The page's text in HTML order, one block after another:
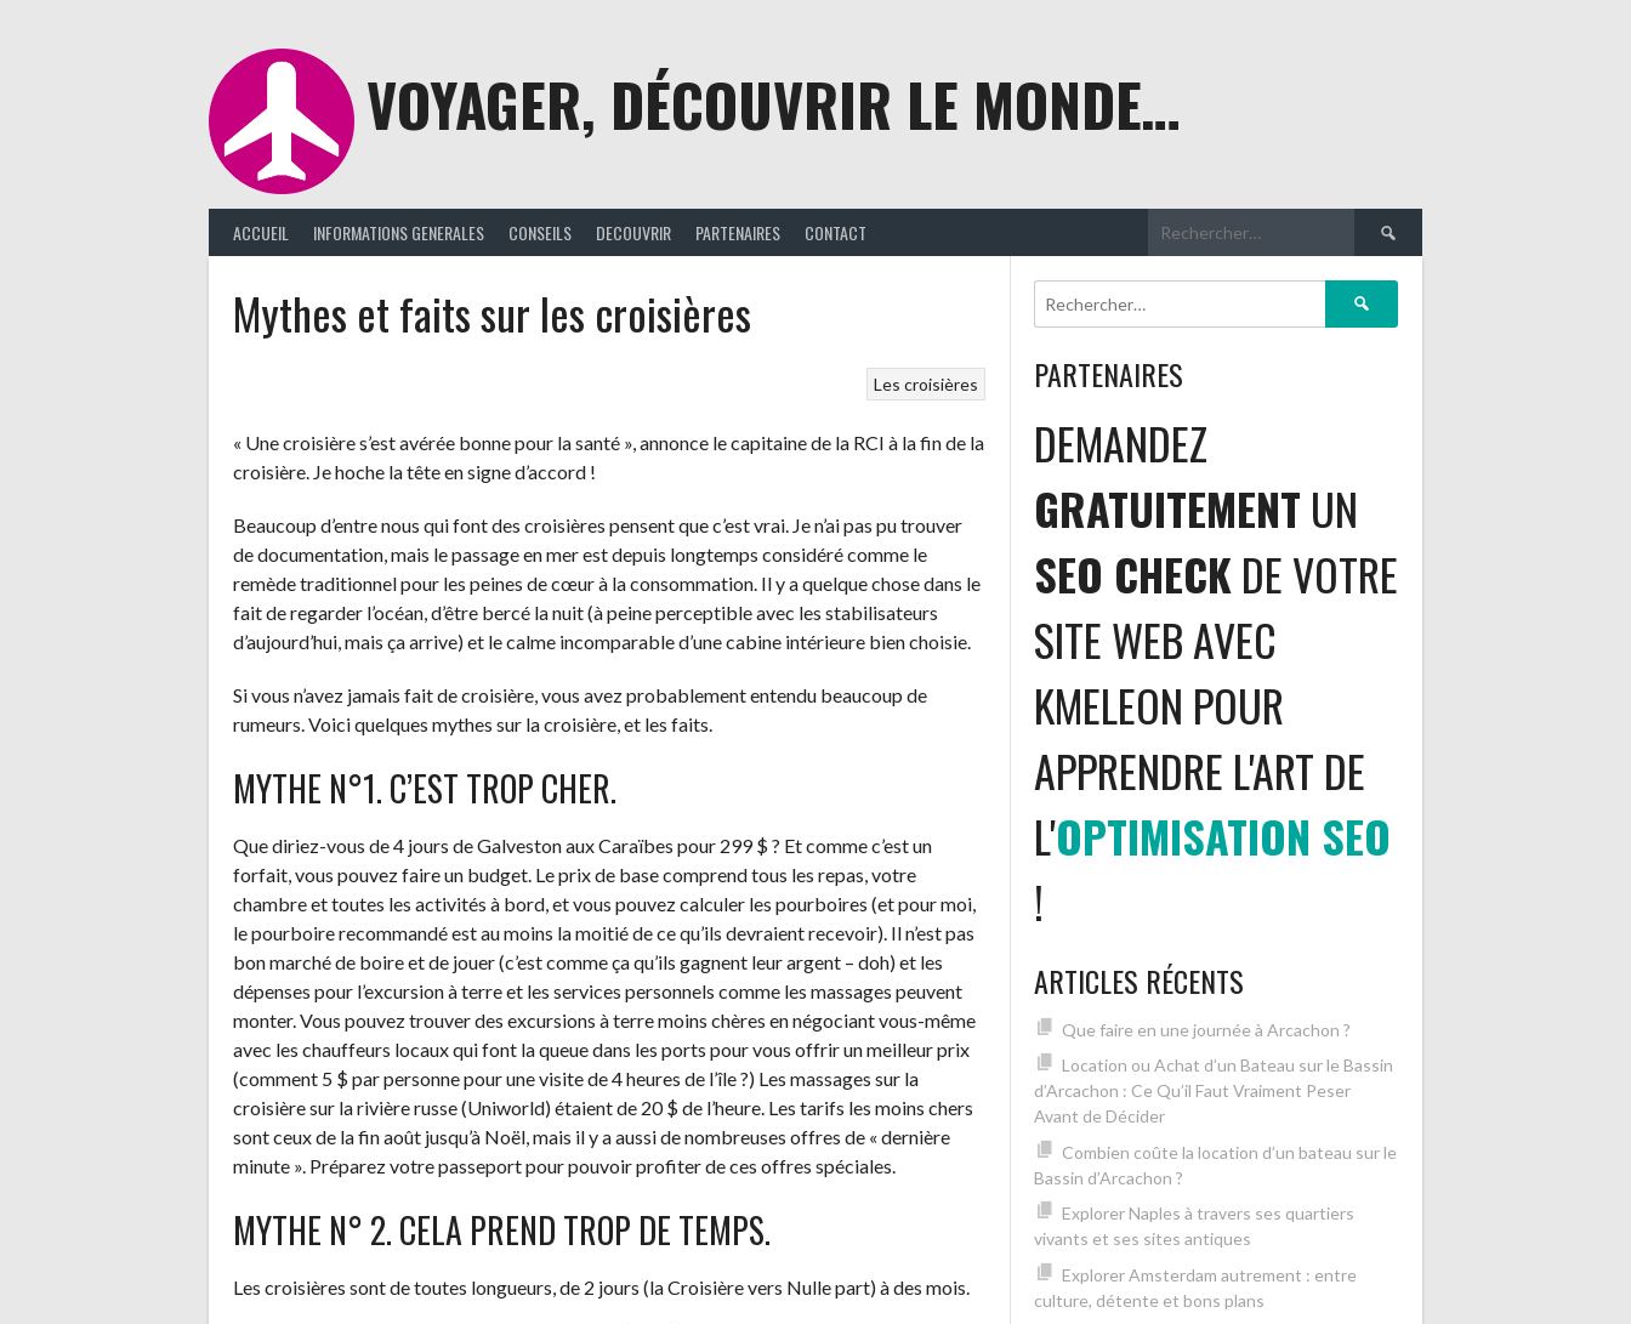
VOYAGER, DÉCOUVRIR LE MONDE…
ACCUEIL INFORMATIONS GENERALES CONSEILS DECOUVRIR PARTENAIRES CONTACT Rechercher :
Mythes et faits sur les croisières
Les croisières
« Une croisière s’est avérée bonne pour la santé », annonce le capitaine de la RCI à la fin de la
croisière. Je hoche la tête en signe d’accord !
Beaucoup d’entre nous qui font des croisières pensent que c’est vrai. Je n’ai pas pu trouver
de documentation, mais le passage en mer est depuis longtemps considéré comme le
remède traditionnel pour les peines de cœur à la consommation. Il y a quelque chose dans le
fait de regarder l’océan, d’être bercé la nuit (à peine perceptible avec les stabilisateurs
d’aujourd’hui, mais ça arrive) et le calme incomparable d’une cabine intérieure bien choisie.
Si vous n’avez jamais fait de croisière, vous avez probablement entendu beaucoup de
rumeurs. Voici quelques mythes sur la croisière, et les faits.
MYTHE N°1. C’EST TROP CHER.
Que diriez-vous de 4 jours de Galveston aux Caraïbes pour 299 $ ? Et comme c’est un
forfait, vous pouvez faire un budget. Le prix de base comprend tous les repas, votre
chambre et toutes les activités à bord, et vous pouvez calculer les pourboires (et pour moi,
le pourboire recommandé est au moins la moitié de ce qu’ils devraient recevoir). Il n’est pas
bon marché de boire et de jouer (c’est comme ça qu’ils gagnent leur argent – doh) et les
dépenses pour l’excursion à terre et les services personnels comme les massages peuvent
monter. Vous pouvez trouver des excursions à terre moins chères en négociant vous-même
avec les chauffeurs locaux qui font la queue dans les ports pour vous offrir un meilleur prix
(comment 5 $ par personne pour une visite de 4 heures de l’île ?) Les massages sur la
croisière sur la rivière russe (Uniworld) étaient de 20 $ de l’heure. Les tarifs les moins chers
sont ceux de la fin août jusqu’à Noël, mais il y a aussi de nombreuses offres de « dernière
minute ». Préparez votre passeport pour pouvoir profiter de ces offres spéciales.
MYTHE N° 2. CELA PREND TROP DE TEMPS.
Les croisières sont de toutes longueurs, de 2 jours (la Croisière vers Nulle part) à des mois.
Rechercher :
PARTENAIRES
DEMANDEZ
GRATUITEMENT UN
SEO CHECK DE VOTRE
SITE WEB AVEC
KMELEON POUR
APPRENDRE L'ART DE
L'OPTIMISATION SEO
!
ARTICLES RÉCENTS
Que faire en une journée à Arcachon ?
Location ou Achat d’un Bateau sur le Bassin
d’Arcachon : Ce Qu’il Faut Vraiment Peser
Avant de Décider
Combien coûte la location d’un bateau sur le
Bassin d’Arcachon ?
Explorer Naples à travers ses quartiers
vivants et ses sites antiques
Explorer Amsterdam autrement : entre
culture, détente et bons plans